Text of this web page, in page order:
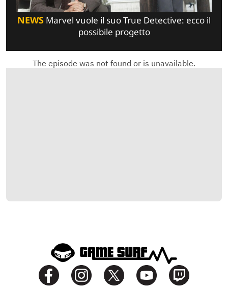
NEWS Marvel vuole il suo True Detective: ecco il
possibile progetto